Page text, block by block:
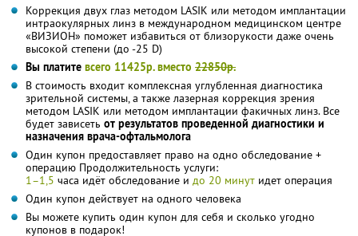
Коррекция двух глаз методом LASIK или методом имплантации
интраокулярных линз в международном медицинском центре
«ВИЗИОН» поможет избавиться от близорукости даже очень
высокой степени (до -25 D)
Вы платите всего 11425р. вместо 22850р.
В стоимость входит комплексная углубленная диагностика
зрительной системы, а также лазерная коррекция зрения
методом LASIK или методом имплантации факичных линз. Все
будет зависеть от результатов проведенной диагностики и
назначения врача-офтальмолога
Один купон предоставляет право на одно обследование +
операцию Продолжительность услуги:
1–1,5 часа идёт обследование и до 20 минут идет операция
Один купон действует на одного человека
Вы можете купить один купон для себя и сколько угодно
купонов в подарок!